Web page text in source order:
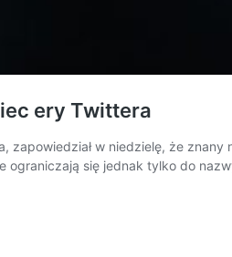
ery Twittera
zapowiedział w niedzielę, że
ograniczają się jednak tylko do